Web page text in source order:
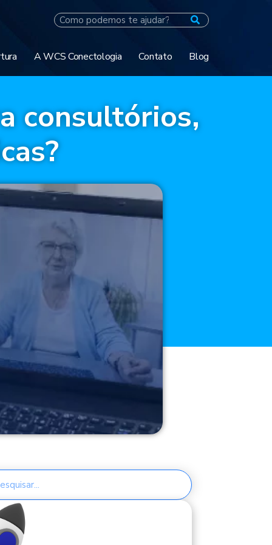
A WCS Conectologia Contato Blog
consultórios,